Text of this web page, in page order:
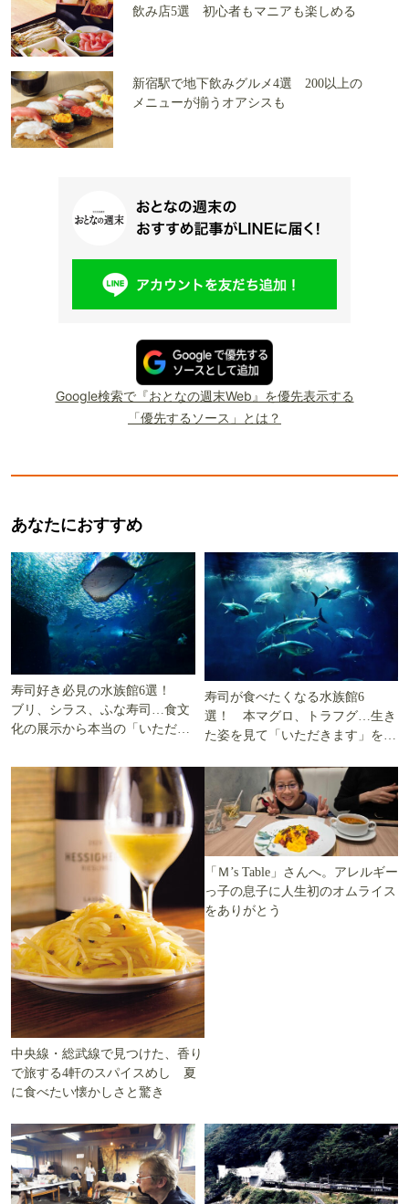
飲み店5選 初心者もマニアも楽しめる
新宿駅で地下飲みグルメ4選 200以上の
メニューが揃うオアシスも
Google検索で『おとなの週末Web』を優先表示する
「優先するソース」とは？
あなたにおすすめ
寿司好き必見の水族館6選！
ブリ、シラス、ふな寿司…食文
化の展示から本当の「いただき
寿司が食べたくなる水族館6
選！ 本マグロ、トラフグ…生き
た姿を見て「いただきます」を考
中央線・総武線で見つけた、香り
で旅する4軒のスパイスめし 夏
に食べたい懐かしさと驚き
「Ｍ’s Table」さんへ。アレルギー
っ子の息子に人生初のオムライス
をありがとう